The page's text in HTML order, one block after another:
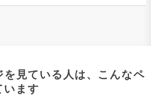
を見ている人は、こんなペ
います